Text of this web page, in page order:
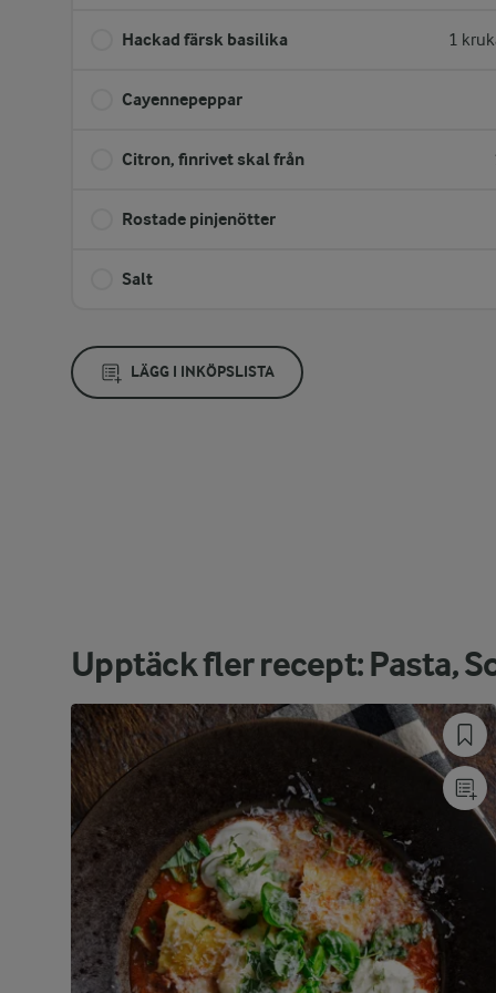
Hackad färsk basilika 1
Cayennepeppar
Citron, finrivet skal från
Rostade pinjenötter
Salt
LÄGG I INKÖPSLISTA
Upptäck fler recept: Pasta,